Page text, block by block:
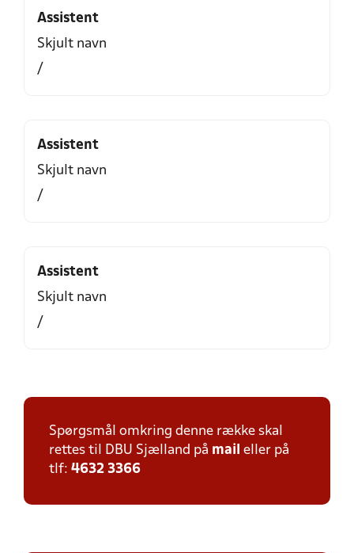
Assistent
Skjult navn
/
Assistent
Skjult navn
/
Assistent
Skjult navn
/
Spørgsmål omkring denne række skal
rettes til DBU Sjælland på mail eller på
tlf: 4632 3366